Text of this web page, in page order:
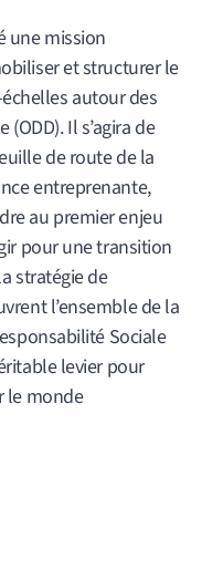
une mission
et structurer le
autour des
Il s’agira de
de route de la
entreprenante,
au premier enjeu
pour une transition
stratégie de
l’ensemble de la
Sociale
levier pour
le monde